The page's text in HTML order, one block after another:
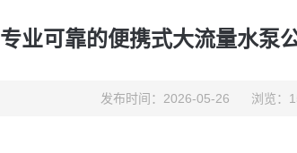
专业可靠的便携式大流量水泵
发布时间：2026-05-26 浏览：